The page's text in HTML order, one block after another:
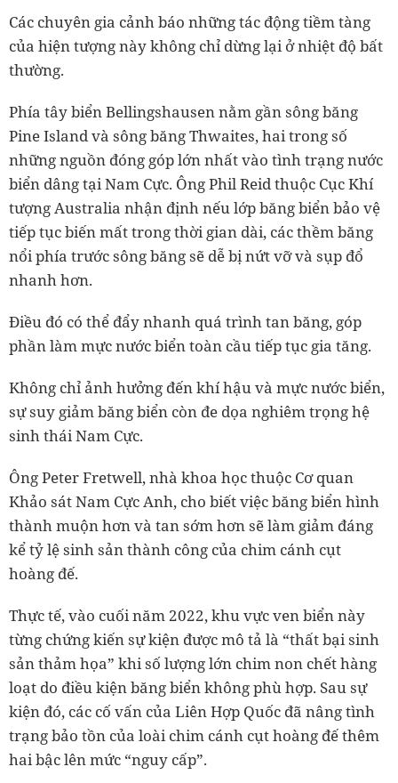
Các chuyên gia cảnh báo những tác động tiềm tàng
của hiện tượng này không chỉ dừng lại ở nhiệt độ bất
thường.
Phía tây biển Bellingshausen nằm gần sông băng
Pine Island và sông băng Thwaites, hai trong số
những nguồn đóng góp lớn nhất vào tình trạng nước
biển dâng tại Nam Cực. Ông Phil Reid thuộc Cục Khí
tượng Australia nhận định nếu lớp băng biển bảo vệ
tiếp tục biến mất trong thời gian dài, các thềm băng
nổi phía trước sông băng sẽ dễ bị nứt vỡ và sụp đổ
nhanh hơn.
Điều đó có thể đẩy nhanh quá trình tan băng, góp
phần làm mực nước biển toàn cầu tiếp tục gia tăng.
Không chỉ ảnh hưởng đến khí hậu và mực nước biển,
sự suy giảm băng biển còn đe dọa nghiêm trọng hệ
sinh thái Nam Cực.
Ông Peter Fretwell, nhà khoa học thuộc Cơ quan
Khảo sát Nam Cực Anh, cho biết việc băng biển hình
thành muộn hơn và tan sớm hơn sẽ làm giảm đáng
kể tỷ lệ sinh sản thành công của chim cánh cụt
hoàng đế.
Thực tế, vào cuối năm 2022, khu vực ven biển này
từng chứng kiến sự kiện được mô tả là “thất bại sinh
sản thảm họa” khi số lượng lớn chim non chết hàng
loạt do điều kiện băng biển không phù hợp. Sau sự
kiện đó, các cố vấn của Liên Hợp Quốc đã nâng tình
trạng bảo tồn của loài chim cánh cụt hoàng đế thêm
hai bậc lên mức “nguy cấp”.